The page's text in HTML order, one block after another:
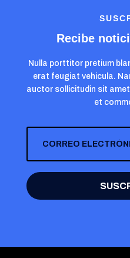
Recibe
Nulla porttitor pretium
erat feugiat vehicula.
auctor sollicitudin sit
et